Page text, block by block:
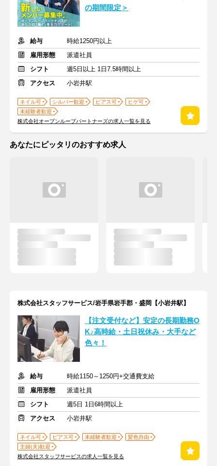
の期間限定＞
給与
時給1250円以上
雇用形態
派遣社員
シフト
週5日以上 1日7.5時間以上
アクセス
小岩井駅
ネイル可 シルバー歓迎 ピアス可
ヒゲ可
未経験者歓迎
株式会社オープンループパートナーズの求人一覧を見る
あなたにピッタリのおすすめ求人
株式会社スタッフサービス/岩手県岩手郡・盛岡【小岩井駅】
【注文受付など】安定の長期勤務O
K♪高時給・土日祝休み・大手など
色々！
給与
時給1150～1250円+交通費支給
雇用形態
派遣社員
シフト
週5日 1日6時間以上
アクセス
小岩井駅
ネイル可 ピアス可 未経験者歓迎
髪色自由
主婦(夫)歓迎
株式会社スタッフサービスの求人一覧を見る